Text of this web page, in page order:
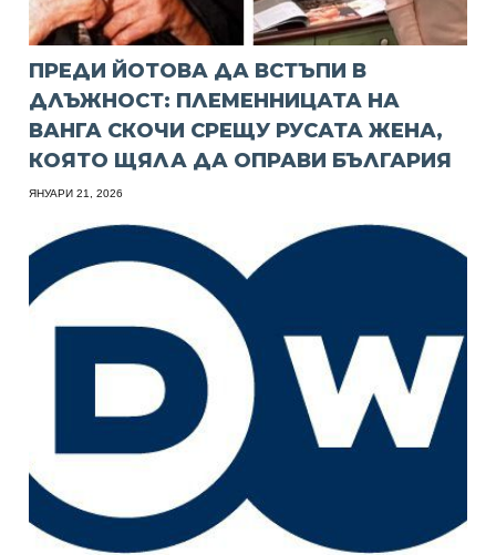
ПРЕДИ ЙОТОВА ДА ВСТЪПИ В
ДЛЪЖНОСТ: ПЛЕМЕННИЦАТА НА
ВАНГА СКОЧИ СРЕЩУ РУСАТА ЖЕНА,
КОЯТО ЩЯЛА ДА ОПРАВИ БЪЛГАРИЯ
ЯНУАРИ 21, 2026